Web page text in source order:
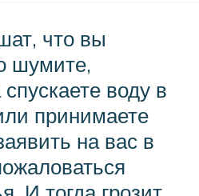
что вы
шумите,
воду в
принимаете
на вас в